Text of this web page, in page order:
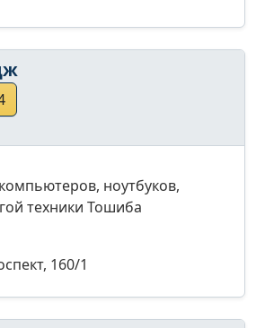
ноутбуков,
техники Тошиба
160/1